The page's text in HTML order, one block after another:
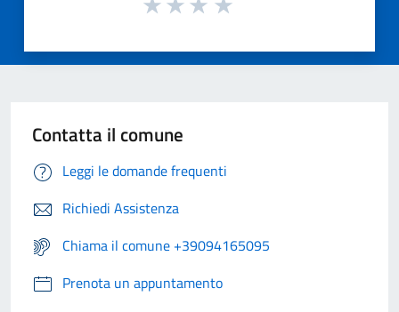
Contatta il comune
Leggi le domande frequenti
Richiedi Assistenza
Chiama il comune +39094165095
Prenota un appuntamento